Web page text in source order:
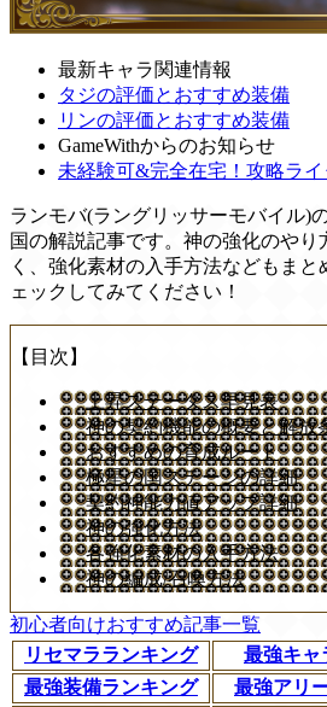
最新キャラ関連情報
タジの評価とおすすめ装備
リンの評価とおすすめ装備
GameWithからのお知らせ
未経験可&完全在宅！攻略ライ
ランモバ(ラングリッサーモバイル)
国の解説記事です。神の強化のやり
く、強化素材の入手方法などもま
ェックしてみてください！
【目次】
上昇ステータス早見表
神の契約機能の概要と解放
おすすめの育成ルート
極星の国ステージの詳細
契約神能力値アップ詳細
神の強化方法
各強化素材の入手方法
神の編成/召喚方法
初心者向けおすすめ記事一覧
リセマラランキング
最強キャ
最強装備ランキング
最強アリ